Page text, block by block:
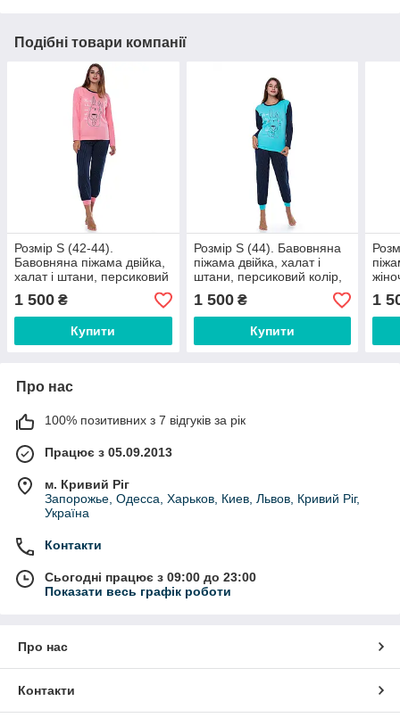
Подібні товари компанії
Розмір S (42-44).
Бавовняна піжама двійка,
халат і штани, персиковий
колір, жіночий домашній
костюм Туреччина
1 500 ₴
Купити
Розмір S (44). Бавовняна
піжама двійка, халат і
штани, персиковий колір,
жіночий домашній костюм
Туреччина
1 500₴
Купити
1
Про нас
100% позитивних з 7 відгуків за рік
Працює з 05.09.2013
м. Кривий Ріг
Запорожье, Одесса, Харьков, Киев, Львов, Кривий Ріг,
Україна
Контакти
Сьогодні працює з 09:00 до 23:00
Показати весь графік роботи
Про нас
Контакти